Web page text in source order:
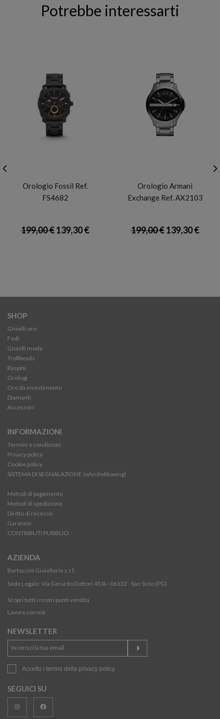
Potrebbe interessarti
Orologio Fossil Ref.
FS4682
199,00 €139,30 €
Orologio Armani
Exchange Ref. AX2103
199,00 €139,30 €
SHOP
Gioielli oro
Fedi
Gioielli moda
Trollbeads
Raspini
Orologi
Oro da investimento
Diamanti
Accessori
INFORMAZIONI
Termini e condizioni
Privacy policy
Cookie policy
SISTEMA DI SEGNALAZIONE (whistleblowing)
Metodi di pagamento
Metodi di spedizione
Diritto di recesso
Garanzie
CONTRIBUTI PUBBLICI
AZIENDA
Bartoccini Gioiellerie s.r.l.
Sede Legale: Via Gerardo Dottori 45/A - 06132 - San Sisto (PG)
Scopri tutti i nostri punti vendita
Lavora con noi
NEWSLETTER
Accetto i temini della privacy policy
SEGUICI SU